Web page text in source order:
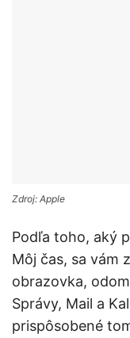
Zdroj: Apple
Podľa toho, aký
Môj čas, sa vám
obrazovka,
Správy, Mail a
prispôsobené